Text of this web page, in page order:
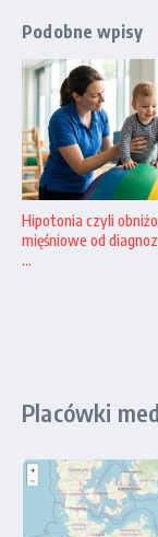
Podobne wpisy
Hipotonia czyli
mięśniowe od
...
Placówki